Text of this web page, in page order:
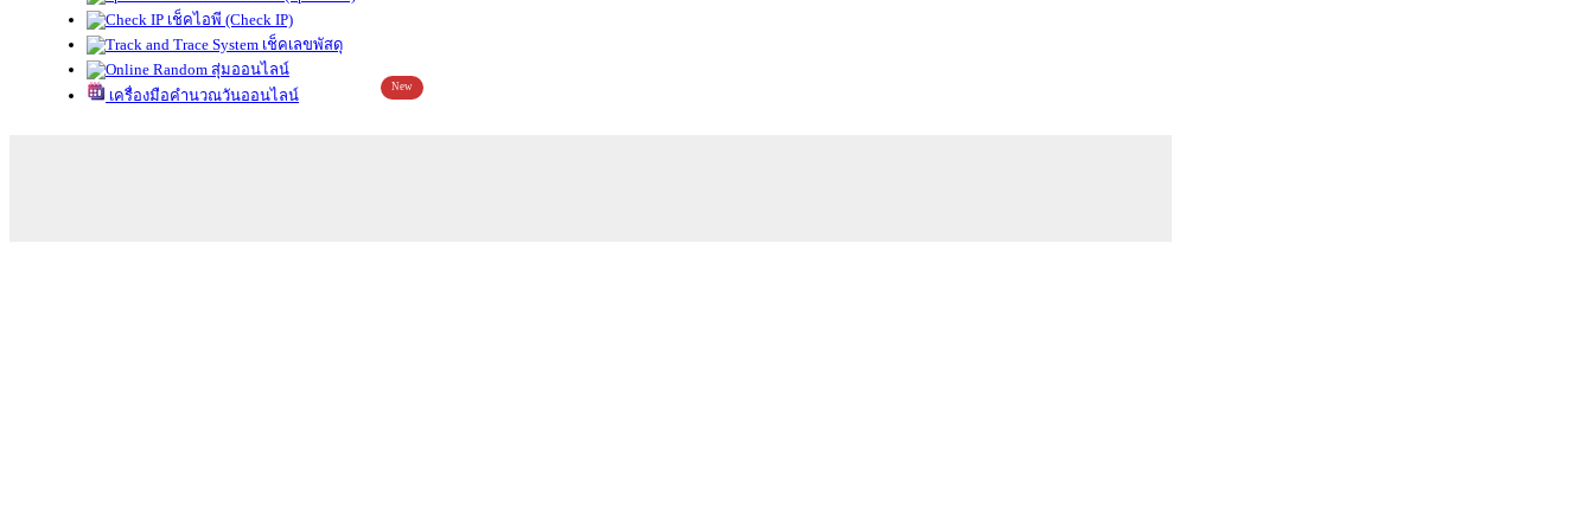
เช็คไอพี (Check IP)
เช็คเลขพัสดุ
สุ่มออนไลน์
เครื่องมือคำนวณวันออนไลน์
New